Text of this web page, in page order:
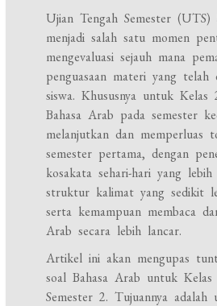
Ujian Tengah Semester (UTS)
menjadi salah satu momen
mengevaluasi sejauh mana
penguasaan materi yang telah
siswa. Khususnya untuk
Bahasa Arab pada semester
melanjutkan dan memperluas
semester pertama, dengan
kosakata sehari-hari yang lebih
struktur kalimat yang sedikit
serta kemampuan membaca
Arab secara lebih lancar.
Artikel ini akan mengupas
soal Bahasa Arab untuk
Semester 2. Tujuannya adalah